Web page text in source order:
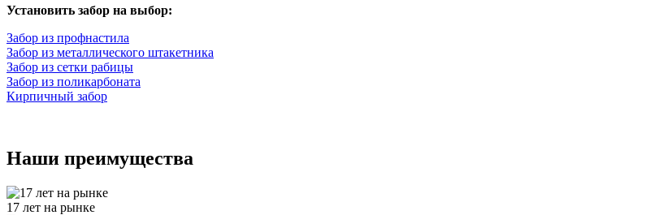
Установить забор на выбор:
Забор из профнастила
Забор из металлического штакетника
Забор из сетки рабицы
Забор из поликарбоната
Кирпичный забор
Наши преимущества
17 лет на рынке